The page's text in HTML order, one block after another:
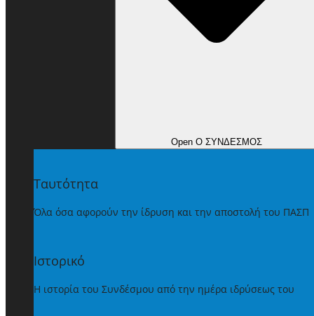
Open Ο ΣΥΝΔΕΣΜΟΣ
Ταυτότητα
Όλα όσα αφορούν την ίδρυση και την αποστολή του ΠΑΣΠ
Ιστορικό
Η ιστορία του Συνδέσμου από την ημέρα ιδρύσεως του